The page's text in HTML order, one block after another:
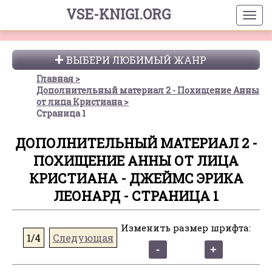
VSE-KNIGI.ORG
ВЫБЕРИ ЛЮБИМЫЙ ЖАНР
Главная
Дополнительный материал 2 - Похищение Анны
от лица Кристиана
Страница 1
ДОПОЛНИТЕЛЬНЫЙ МАТЕРИАЛ 2 -
ПОХИЩЕНИЕ АННЫ ОТ ЛИЦА
КРИСТИАНА - ДЖЕЙМС ЭРИКА
ЛЕОНАРД - СТРАНИЦА 1
1/4 Следующая
Изменить размер шрифта: